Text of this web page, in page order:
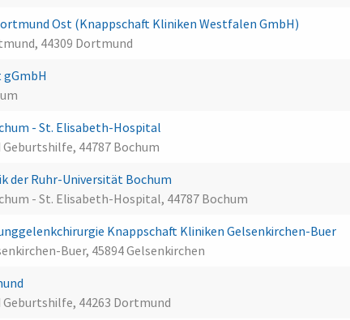
Ost (Knappschaft Kliniken Westfalen GmbH)
44309 Dortmund
- St. Elisabeth-Hospital
44787 Bochum
der Ruhr-Universität Bochum
- St. Elisabeth-Hospital, 44787 Bochum
Knappschaft Kliniken Gelsenkirchen-Buer
Buer, 45894 Gelsenkirchen
44263 Dortmund